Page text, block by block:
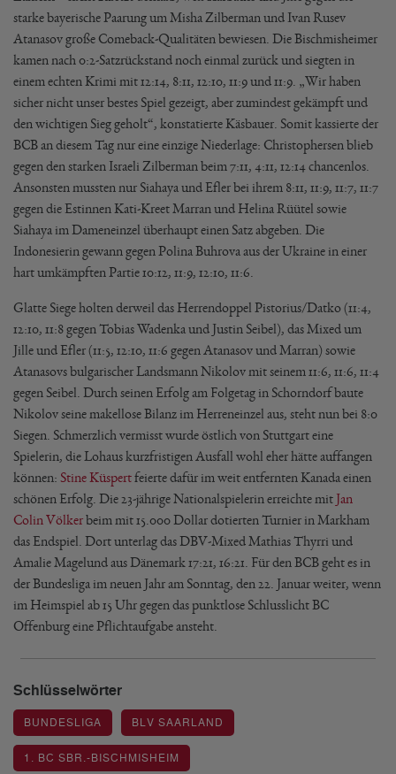
starke bayerische Paarung um Misha Zilberman und Ivan Rusev
Atanasov große Comeback-Qualitäten bewiesen. Die Bischmisheimer
kamen nach 0:2-Satzrückstand noch einmal zurück und siegten in
einem echten Krimi mit 12:14, 8:11, 12:10, 11:9 und 11:9. „Wir haben
sicher nicht unser bestes Spiel gezeigt, aber zumindest gekämpft und
den wichtigen Sieg geholt“, konstatierte Käsbauer. Somit kassierte der
BCB an diesem Tag nur eine einzige Niederlage: Christophersen blieb
gegen den starken Israeli Zilberman beim 7:11, 4:11, 12:14 chancenlos.
Ansonsten mussten nur Siahaya und Efler bei ihrem 8:11, 11:9, 11:7, 11:7
gegen die Estinnen Kati-Kreet Marran und Helina Rüütel sowie
Siahaya im Dameneinzel überhaupt einen Satz abgeben. Die
Indonesierin gewann gegen Polina Buhrova aus der Ukraine in einer
hart umkämpften Partie 10:12, 11:9, 12:10, 11:6.
Glatte Siege holten derweil das Herrendoppel Pistorius/Datko (11:4,
12:10, 11:8 gegen Tobias Wadenka und Justin Seibel), das Mixed um
Jille und Efler (11:5, 12:10, 11:6 gegen Atanasov und Marran) sowie
Atanasovs bulgarischer Landsmann Nikolov mit seinem 11:6, 11:6, 11:4
gegen Seibel. Durch seinen Erfolg am Folgetag in Schorndorf baute
Nikolov seine makellose Bilanz im Herreneinzel aus, steht nun bei 8:0
Siegen. Schmerzlich vermisst wurde östlich von Stuttgart eine
Spielerin, die Lohaus kurzfristigen Ausfall wohl eher hätte auffangen
können: Stine Küspertfeierte dafür im weit entfernten Kanada einen
schönen Erfolg. Die 23-jährige Nationalspielerin erreichte mit Jan
Colin Völkerbeim mit 15.000 Dollar dotierten Turnier in Markham
das Endspiel. Dort unterlag das DBV-Mixed Mathias Thyrri und
Amalie Magelund aus Dänemark 17:21, 16:21. Für den BCB geht es in
der Bundesliga im neuen Jahr am Sonntag, den 22. Januar weiter, wenn
im Heimspiel ab 15 Uhr gegen das punktlose Schlusslicht BC
Offenburg eine Pflichtaufgabe ansteht.
Schlüsselwörter
BUNDESLIGA BLV SAARLAND
1. BC SBR.-BISCHMISHEIM